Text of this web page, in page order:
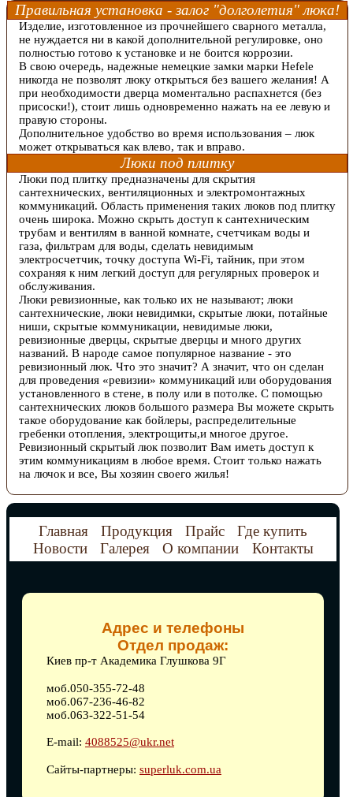
Правильная установка - залог "долголетия" люка!
Изделие, изготовленное из прочнейшего сварного металла,
не нуждается ни в какой дополнительной регулировке, оно
полностью готово к установке и не боится коррозии.
В свою очередь, надежные немецкие замки марки Hefele
никогда не позволят люку открыться без вашего желания! А
при необходимости дверца моментально распахнется (без
присоски!), стоит лишь одновременно нажать на ее левую и
правую стороны.
Дополнительное удобство во время использования – люк
может открываться как влево, так и вправо.
Люки под плитку
Люки под плитку предназначены для скрытия
сантехнических, вентиляционных и электромонтажных
коммуникаций. Область применения таких люков под плитку
очень широка. Можно скрыть доступ к сантехническим
трубам и вентилям в ванной комнате, счетчикам воды и
газа, фильтрам для воды, сделать невидимым
электросчетчик, точку доступа Wi-Fi, тайник, при этом
сохраняя к ним легкий доступ для регулярных проверок и
обслуживания.
Люки ревизионные, как только их не называют; люки
сантехнические, люки невидимки, скрытые люки, потайные
ниши, скрытые коммуникации, невидимые люки,
ревизионные дверцы, скрытые дверцы и много других
названий. В народе самое популярное название - это
ревизионный люк. Что это значит? А значит, что он сделан
для проведения «ревизии» коммуникаций или оборудования
установленного в стене, в полу или в потолке. С помощью
сантехнических люков большого размера Вы можете скрыть
такое оборудование как бойлеры, распределительные
гребенки отопления, электрощиты,и многое другое.
Ревизионный скрытый люк позволит Вам иметь доступ к
этим коммуникациям в любое время. Стоит только нажать
на лючок и все, Вы хозяин своего жилья!
Главная Продукция Прайс
Где купить
Новости
Галерея О компании Контакты
Адрес и телефоны
Отдел продаж:
Киев пр-т Академика Глушкова 9Г
моб.050-355-72-48
моб.067-236-46-82
моб.063-322-51-54
E-mail: 4088525@ukr.net
Сайты-партнеры: superluk.com.ua